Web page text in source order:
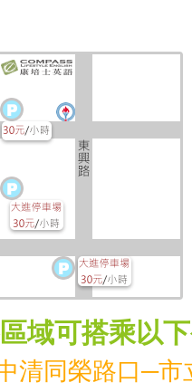
域可搭乘以
清同榮路口─市